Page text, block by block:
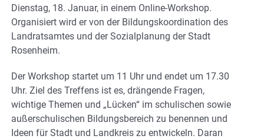
Dienstag, 18. Januar, in einem Online-Workshop.
Organisiert wird er von der Bildungskoordination des
Landratsamtes und der Sozialplanung der Stadt
Rosenheim.
Der Workshop startet um 11 Uhr und endet um 17.30
Uhr. Ziel des Treffens ist es, drängende Fragen,
wichtige Themen und „Lücken“ im schulischen sowie
außerschulischen Bildungsbereich zu benennen und
Ideen für Stadt und Landkreis zu entwickeln. Daran